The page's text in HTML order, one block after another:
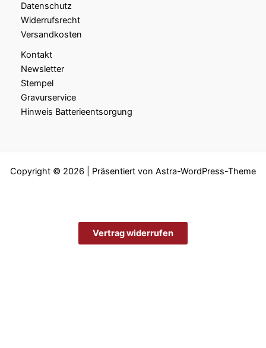
Datenschutz
Widerrufsrecht
Versandkosten
Kontakt
Newsletter
Stempel
Gravurservice
Hinweis Batterieentsorgung
Copyright © 2026 | Präsentiert von Astra-WordPress-Theme
Vertrag widerrufen